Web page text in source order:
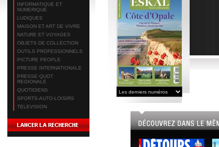
INFORMATIQUE ET
NUMERIQUE
LUDIQUES
MAISON ET ART DE VIVRE
NATURE ET VOYAGES
OBJETS DE COLLECTION
OUTILS PROFESSIONNELS
PICTURE PEOPLE
PRESSE INTERNATIONALE
PRESSE QUOT
REGIONALE
QUOTIDIENS
SPORTS-AUTO-LOISIRS
TELEVISION